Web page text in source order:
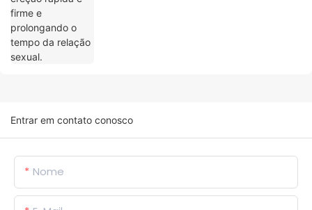
Entrar em contato conosco
Nome